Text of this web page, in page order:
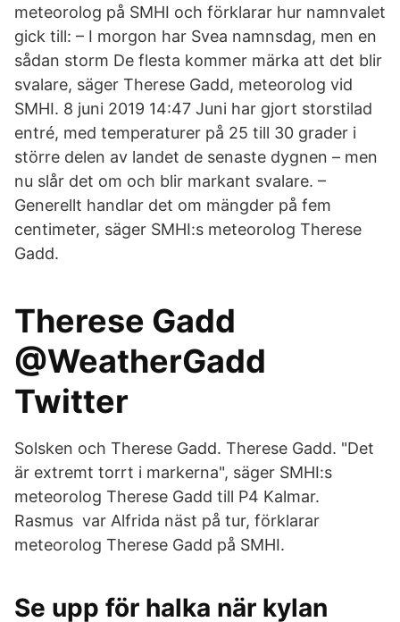
meteorolog på SMHI och förklarar hur namnvalet
gick till: – I morgon har Svea namnsdag, men en
sådan storm De flesta kommer märka att det blir
svalare, säger Therese Gadd, meteorolog vid
SMHI. 8 juni 2019 14:47 Juni har gjort storstilad
entré, med temperaturer på 25 till 30 grader i
större delen av landet de senaste dygnen – men
nu slår det om och blir markant svalare. –
Generellt handlar det om mängder på fem
centimeter, säger SMHI:s meteorolog Therese
Gadd.
Therese Gadd
@WeatherGadd
Twitter
Solsken och Therese Gadd. Therese Gadd. "Det
är extremt torrt i markerna", säger SMHI:s
meteorolog Therese Gadd till P4 Kalmar.
Rasmus var Alfrida näst på tur, förklarar
meteorolog Therese Gadd på SMHI.
Se upp för halka när kylan